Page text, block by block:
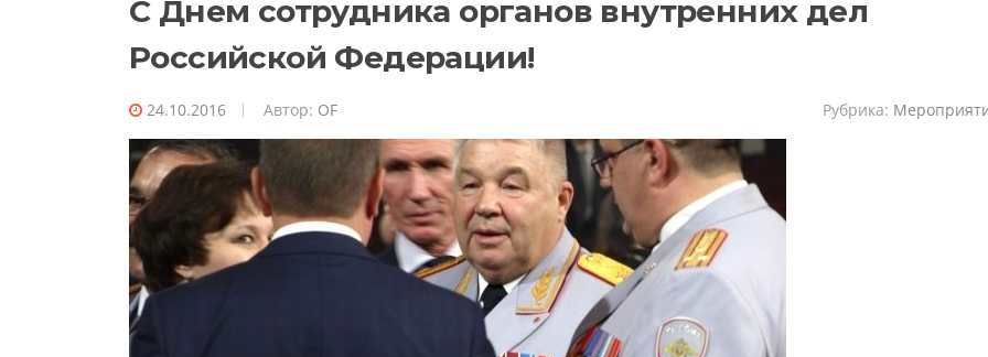
С Днем сотрудника органов внутренних дел
Российской Федерации!
24.10.2016 Автор: OF Рубрика: